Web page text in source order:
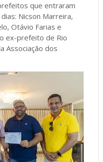
que entraram
Nicson Marreira,
Otávio Farias e
ex-prefeito de Rio
Associação dos